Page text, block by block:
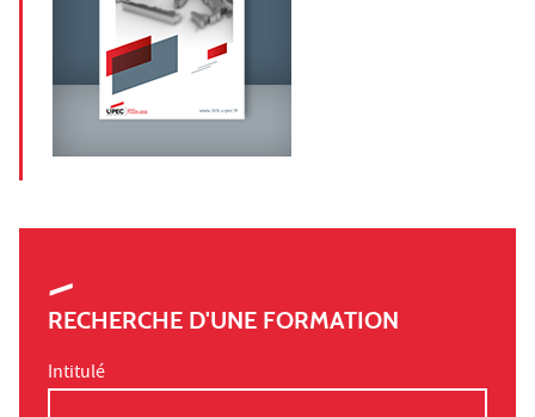
RECHERCHE D'UNE FORMATION
Intitulé